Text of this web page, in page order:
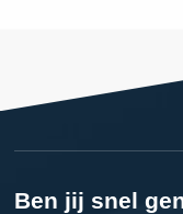
Ben jij snel